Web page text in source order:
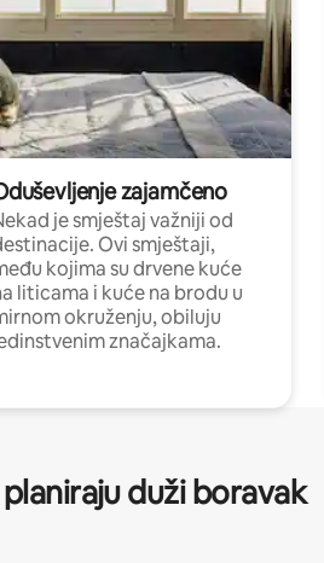
zajamčeno
je smještaj važniji od
Ovi smještaji,
kojima su drvene kuće
liticama i kuće na brodu u
okruženju, obiluju
značajkama.
duži boravak